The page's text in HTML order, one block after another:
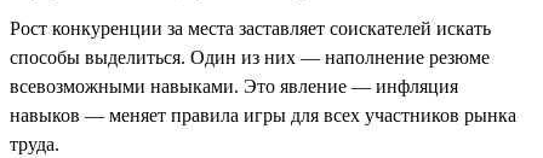
Рост конкуренции за места заставляет соискателей искать
способы выделиться. Один из них — наполнение резюме
всевозможными навыками. Это явление — инфляция
навыков — меняет правила игры для всех участников рынка
труда.